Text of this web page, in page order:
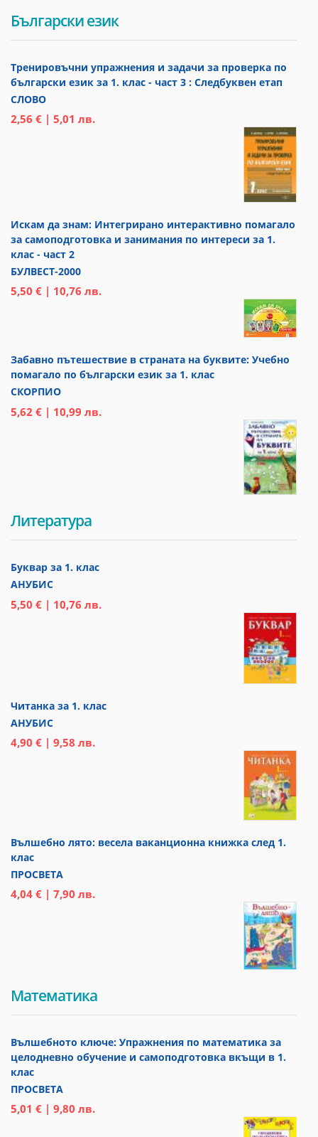
Български език
Тренировъчни упражнения и задачи за проверка по
български език за 1. клас - част 3 : Следбуквен етап
СЛОВО
2,56 € | 5,01 лв.
Искам да знам: Интегрирано интерактивно помагало
за самоподготовка и занимания по интереси за 1.
клас - част 2
БУЛВЕСТ-2000
5,50 € | 10,76 лв.
Забавно пътешествие в страната на буквите: Учебно
помагало по български език за 1. клас
СКОРПИО
5,62 € | 10,99 лв.
Литература
Буквар за 1. клас
АНУБИС
5,50 € | 10,76 лв.
Читанка за 1. клас
АНУБИС
4,90 € | 9,58 лв.
Вълшебно лято: весела ваканционна книжка след 1.
клас
ПРОСВЕТА
4,04 € | 7,90 лв.
Математика
Вълшебното ключе: Упражнения по математика за
целодневно обучение и самоподготовка вкъщи в 1.
клас
ПРОСВЕТА
5,01 € | 9,80 лв.